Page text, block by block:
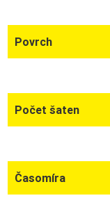
Povrch
Počet šaten
Časomíra